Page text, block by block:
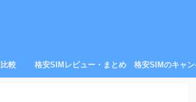
較 格安SIMレビュー・まとめ 格安SIMのキャ